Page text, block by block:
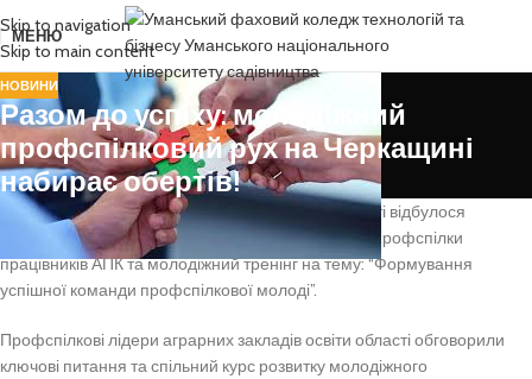
Skip to navigation
Skip to main content
МЕНЮ
НОВИНИ
Разом до успіху: молодіжний
профспілковий рух на Черкащині
набирає обертів!
Днями в Федерації профспілок Черкаської області відбулося
засідання молодіжної ради Черкаської обласної профспілки
працівників АПК та молодіжний тренінг на тему: “Формування
успішної команди профспілкової молоді”.
Профспілкові лідери аграрних закладів освіти області обговорили
ключові питання та спільний курс розвитку молодіжного